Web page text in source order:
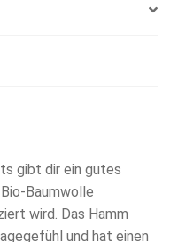
gibt dir ein gutes
Baumwolle
wird. Das Hamm
und hat einen